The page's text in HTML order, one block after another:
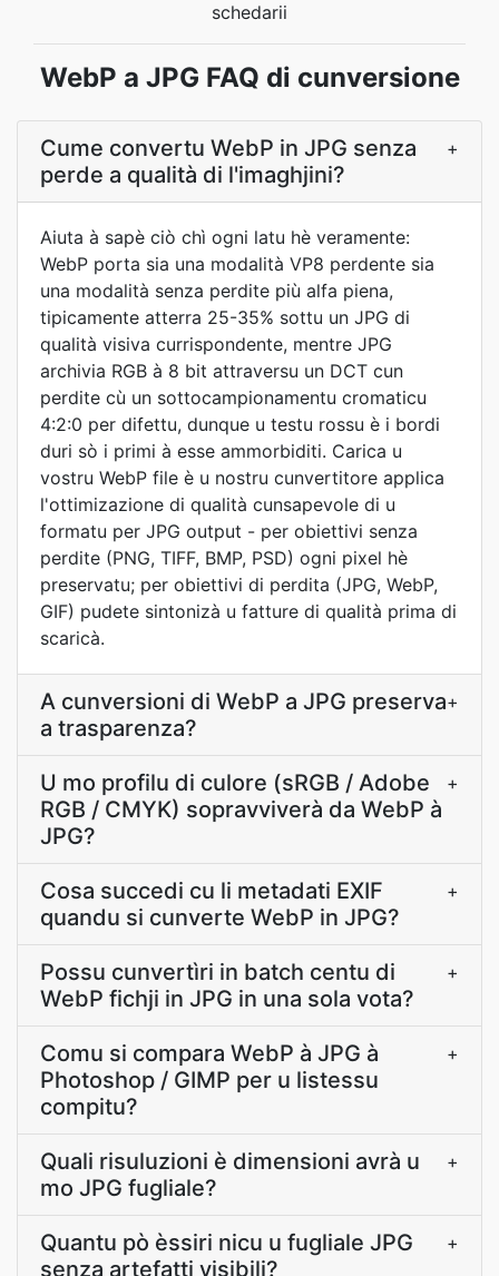
schedarii
WebP a JPG FAQ di cunversione
Cume convertu WebP in JPG senza
perde a qualità di l'imaghjini?
+
Aiuta à sapè ciò chì ogni latu hè veramente:
WebP porta sia una modalità VP8 perdente sia
una modalità senza perdite più alfa piena,
tipicamente atterra 25-35% sottu un JPG di
qualità visiva currispondente, mentre JPG
archivia RGB à 8 bit attraversu un DCT cun
perdite cù un sottocampionamentu cromaticu
4:2:0 per difettu, dunque u testu rossu è i bordi
duri sò i primi à esse ammorbiditi. Carica u
vostru WebP file è u nostru cunvertitore applica
l'ottimizazione di qualità cunsapevole di u
formatu per JPG output - per obiettivi senza
perdite (PNG, TIFF, BMP, PSD) ogni pixel hè
preservatu; per obiettivi di perdita (JPG, WebP,
GIF) pudete sintonizà u fatture di qualità prima di
scaricà.
A cunversioni di WebP a JPG preserva
a trasparenza?
+
U mo profilu di culore (sRGB / Adobe
RGB / CMYK) sopravviverà da WebP à
JPG?
+
Cosa succedi cu li metadati EXIF
quandu si cunverte WebP in JPG?
+
Possu cunvertìri in batch centu di
WebP fichji in JPG in una sola vota?
+
Comu si compara WebP à JPG à
Photoshop / GIMP per u listessu
compitu?
+
Quali risuluzioni è dimensioni avrà u
mo JPG fugliale?
+
Quantu pò èssiri nicu u fugliale JPG
senza artefatti visibili?
+